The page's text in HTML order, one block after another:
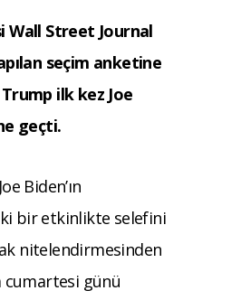
Wall Street Journal
seçim anketine
ilk kez Joe
geçti.
Biden’ın
bir etkinlikte selefini
nitelendirmesinden
günü